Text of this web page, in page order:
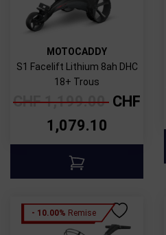
MOTOCADDY
S1 Facelift Lithium 8ah DHC
18+ Trous
CHF 1,199.00 CHF
1,079.10
- 10.00% Remise